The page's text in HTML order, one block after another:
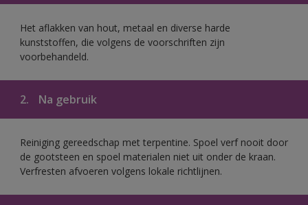
Het aflakken van hout, metaal en diverse harde
kunststoffen, die volgens de voorschriften zijn
voorbehandeld.
2. Na gebruik
Reiniging gereedschap met terpentine. Spoel verf nooit door
de gootsteen en spoel materialen niet uit onder de kraan.
Verfresten afvoeren volgens lokale richtlijnen.